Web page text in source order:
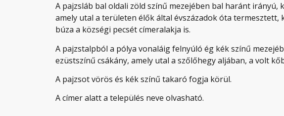
A pajzsláb bal oldali zöld színű mezejében bal haránt irányú,
amely utal a területen élők által évszázadok óta
búza a községi pecsét címeralakja is.
A pajzstalpból a pólya vonaláig felnyúló ég kék színű
ezüstszínű csákány, amely utal a szőlőhegy aljában, a volt
A pajzsot vörös és kék színű takaró fogja körül.
A címer alatt a település neve olvasható.